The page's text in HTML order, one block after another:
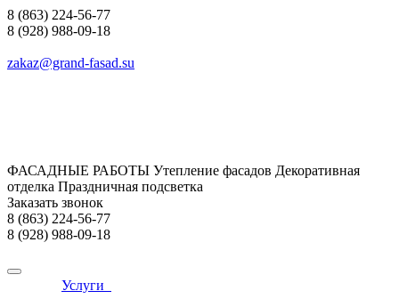
8 (863) 224-56-77
8 (928) 988-09-18
zakaz@grand-fasad.su
ФАСАДНЫЕ РАБОТЫ Утепление фасадов Декоративная
отделка Праздничная подсветка
Заказать звонок
8 (863) 224-56-77
8 (928) 988-09-18
Услуги